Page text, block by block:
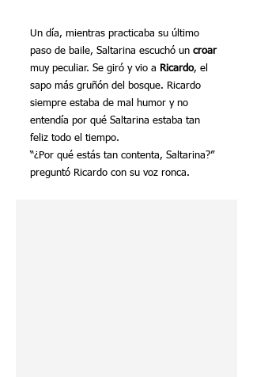
Un día, mientras practicaba su último
paso de baile, Saltarina escuchó un croar
muy peculiar. Se giró y vio a Ricardo, el
sapo más gruñón del bosque. Ricardo
siempre estaba de mal humor y no
entendía por qué Saltarina estaba tan
feliz todo el tiempo.
“¿Por qué estás tan contenta, Saltarina?”
preguntó Ricardo con su voz ronca.